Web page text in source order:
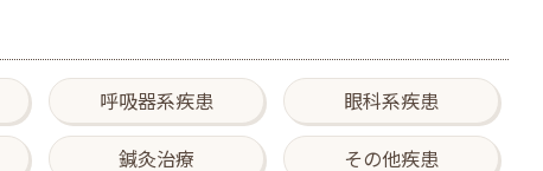
呼吸器系疾患 眼科系疾患
鍼灸治療 その他疾患